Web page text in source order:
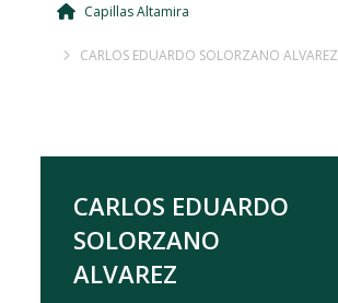
Capillas Altamira
CARLOS EDUARDO SOLORZANO ALVAREZ
CARLOS EDUARDO
SOLORZANO
ALVAREZ